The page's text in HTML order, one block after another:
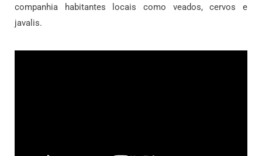
companhia habitantes locais como veados, cervos e
javalis.